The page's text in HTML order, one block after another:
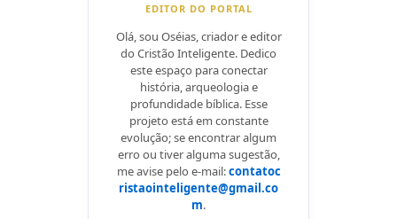
EDITOR DO PORTAL
Olá, sou Oséias, criador e editor
do Cristão Inteligente. Dedico
este espaço para conectar
história, arqueologia e
profundidade bíblica. Esse
projeto está em constante
evolução; se encontrar algum
erro ou tiver alguma sugestão,
me avise pelo e-mail:contatoc
ristaointeligente@gmail.co
m.